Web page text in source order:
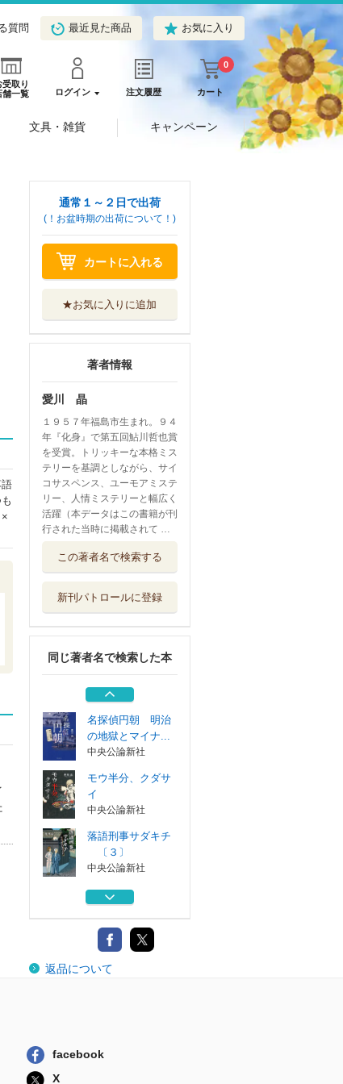
質問 最近見た商品 お気に入り
受取り
舗一覧
ログイン 注文履歴 カート
0
文具・雑貨 キャンペーン
通常１～２日で出荷
(！お盆時期の出荷について！)
カートに入れる
★お気に入りに追加
著者情報
愛川 晶
１９５７年福島市生まれ。９４
年『化身』で第五回鮎川哲也賞
を受賞。トリッキーな本格ミス
テリーを基調としながら、サイ
コサスペンス、ユーモアミステ
リー、人情ミステリーと幅広く
活躍（本データはこの書籍が刊
行された当時に掲載されて …
この著者名で検索する
新刊パトロールに登録
同じ著者名で検索した本
〔３〕
落語刑事サダキチ
中央公論新社
教え子殺し 倉西
美波最後の事件
原書房
名探偵円朝 明治
の地獄とマイナ...
中央公論新社
モウ半分、クダサ
イ
中央公論新社
落語刑事サダキチ
〔３〕
中央公論新社
落語刑事サダキチ
中央公論新社
教え子殺し 倉西
美波最後の事件
返品について
facebook
X